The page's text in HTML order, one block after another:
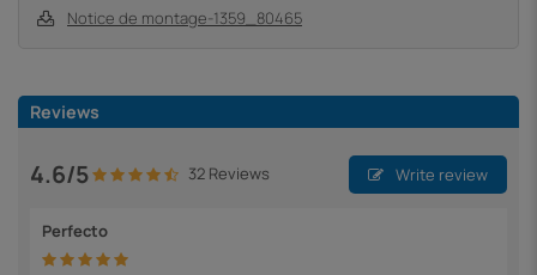
Notice de montage-1359_80465
Reviews
4.6/5 32 Reviews Write review
Perfecto